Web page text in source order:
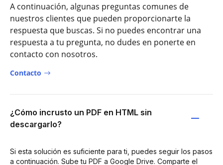
A continuación, algunas preguntas comunes de
nuestros clientes que pueden proporcionarte la
respuesta que buscas. Si no puedes encontrar una
respuesta a tu pregunta, no dudes en ponerte en
contacto con nosotros.
Contacto
¿Cómo incrusto un PDF en HTML sin
descargarlo?
Si esta solución es suficiente para ti, puedes seguir los pasos
a continuación. Sube tu PDF a Google Drive. Comparte el